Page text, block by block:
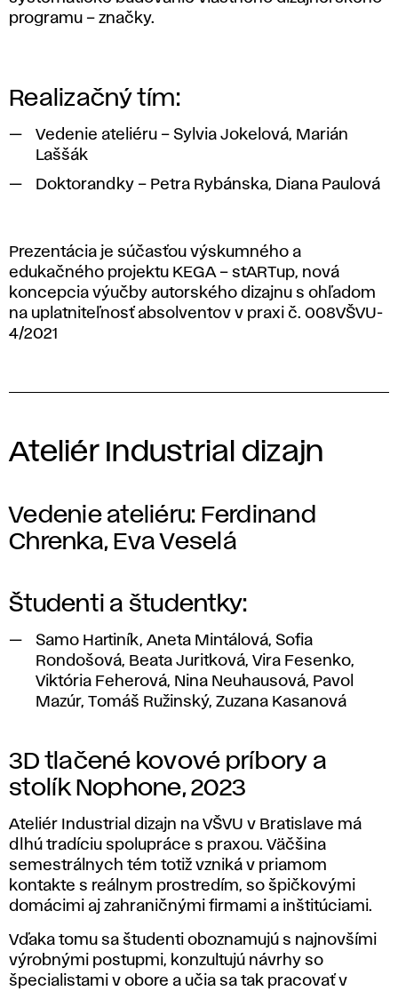
programu – značky.
Realizačný tím:
Vedenie ateliéru – Sylvia Jokelová, Marián
Laššák
Doktorandky – Petra Rybánska, Diana Paulová
Prezentácia je súčasťou výskumného a
edukačného projektu KEGA – stARTup, nová
koncepcia výučby autorského dizajnu s ohľadom
na uplatniteľnosť absolventov v praxi č. 008VŠVU-
4/2021
Ateliér Industrial dizajn
Vedenie ateliéru: Ferdinand
Chrenka, Eva Veselá
Študenti a študentky:
Samo Hartiník, Aneta Mintálová, Sofia
Rondošová, Beata Juritková, Vira Fesenko,
Viktória Feherová, Nina Neuhausová, Pavol
Mazúr, Tomáš Ružinský, Zuzana Kasanová
3D tlačené kovové príbory a
stolík Nophone, 2023
Ateliér Industrial dizajn na VŠVU v Bratislave má
dlhú tradíciu spolupráce s praxou. Väčšina
semestrálnych tém totiž vzniká v priamom
kontakte s reálnym prostredím, so špičkovými
domácimi aj zahraničnými firmami a inštitúciami.
Vďaka tomu sa študenti oboznamujú s najnovšími
výrobnými postupmi, konzultujú návrhy so
špecialistami v obore a učia sa tak pracovať v